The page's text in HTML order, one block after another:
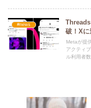
#news
破！X
Metaが提
アクティ
ル利用者